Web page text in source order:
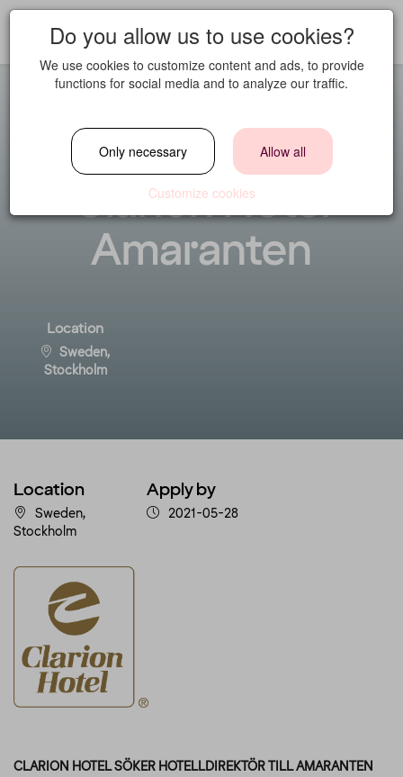
Hotelldirektör
Clarion Hotel
Amaranten
Location
Sweden,
Stockholm
Location
Sweden,
Stockholm
Apply by
2021-05-28
CLARION HOTEL SÖKER HOTELLDIREKTÖR TILL AMARANTEN
Do you allow us to use cookies?
We use cookies to customize content and ads, to provide
functions for social media and to analyze our traffic.
Only necessary Allow all
Customize cookies